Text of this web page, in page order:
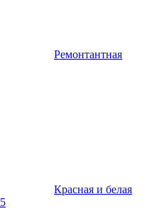
Ремонтантная
Красная и белая
5